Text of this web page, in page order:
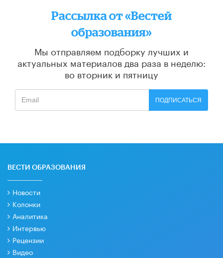
Рассылка от «Вестей
образования»
Мы отправляем подборку лучших и
актуальных материалов два раза в неделю:
во вторник и пятницу
ПОДПИСАТЬСЯ
ВЕСТИ ОБРАЗОВАНИЯ
Новости
Колонки
Аналитика
Интервью
Рецензии
Видео